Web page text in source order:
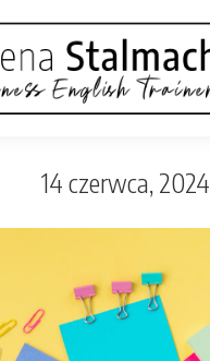
14 czerwca, 2024